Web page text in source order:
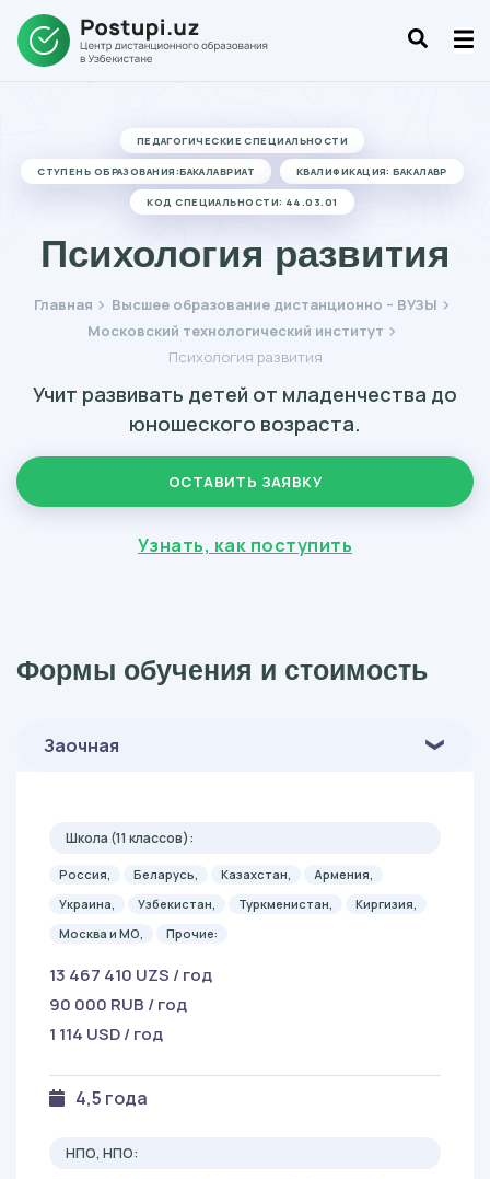
ПЕДАГОГИЧЕСКИЕ СПЕЦИАЛЬНОСТИ
СТУПЕНЬ ОБРАЗОВАНИЯ:БАКАЛАВРИАТ КВАЛИФИКАЦИЯ: БАКАЛАВР
КОД СПЕЦИАЛЬНОСТИ: 44.03.01
Психология развития
Главная
Высшее образование дистанционно – ВУЗЫ
Московский технологический институт
Психология развития
Учит развивать детей от младенчества до
юношеского возраста.
ОСТАВИТЬ ЗАЯВКУ
Узнать, как поступить
Формы обучения и стоимость
Заочная
Школа (11 классов):
Россия, Беларусь, Казахстан,
Армения,
Украина,
Узбекистан, Туркменистан,
Киргизия,
Москва и МО,
Прочие:
13 467 410 UZS / год
90 000 RUB / год
1 114 USD / год
4,5 года
НПО, НПО: